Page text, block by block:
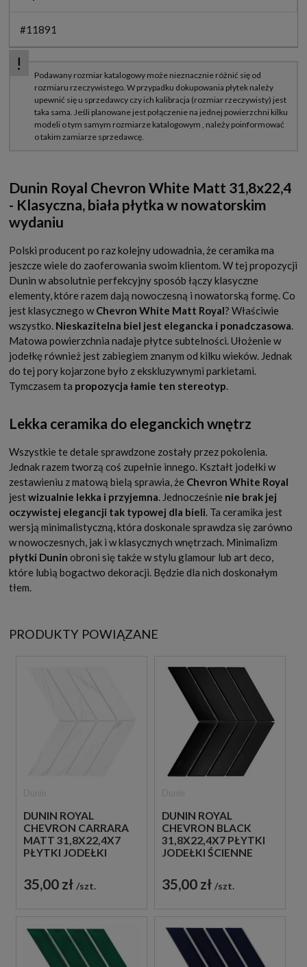
#11891
Dunin Royal Chevron White Matt 31,8x22,4
- Klasyczna, biała płytka w nowatorskim
wydaniu
Polski producent po raz kolejny udowadnia, że ceramika ma
jeszcze wiele do zaoferowania swoim klientom. W tej propozycji
Dunin w absolutnie perfekcyjny sposób łączy klasyczne
elementy, które razem dają nowoczesną i nowatorską formę. Co
jest klasycznego wChevron White Matt Royal? Właściwie
wszystko. Nieskazitelna biel jest elegancka i ponadczasowa.
Matowa powierzchnia nadaje płytce subtelności. Ułożenie w
jodełkę również jest zabiegiem znanym od kilku wieków. Jednak
do tej pory kojarzone było z ekskluzywnymi parkietami.
Tymczasem ta propozycja łamie ten stereotyp.
Lekka ceramika do eleganckich wnętrz
Wszystkie te detale sprawdzone zostały przez pokolenia.
Jednak razem tworzą coś zupełnie innego. Kształt jodełki w
zestawieniu z matową bielą sprawia, że Chevron White Royal
jestwizualnie lekka i przyjemna. Jednocześnie nie brak jej
oczywistej elegancji tak typowej dla bieli. Ta ceramika jest
wersją minimalistyczną, która doskonale sprawdza się zarówno
w nowoczesnych, jak i w klasycznych wnętrzach. Minimalizm
płytki Dunin obroni się także w stylu glamour lub art deco,
które lubią bogactwo dekoracji. Będzie dla nich doskonałym
tłem.
PRODUKTY POWIĄZANE
DUNIN ROYAL
CHEVRON CARRARA
MATT 31,8X22,4X7
PŁYTKI JODEŁKI
35,00 zł szt.
DUNIN ROYAL
CHEVRON BLACK
31,8X22,4X7 PŁYTKI
JODEŁKI ŚCIENNE
35,00 zł szt.